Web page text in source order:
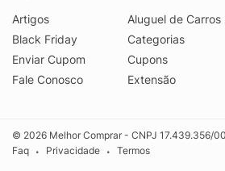
Artigos
Black Friday
Enviar Cupom
Fale Conosco
Aluguel de Carros
Categorias
Cupons
Extensão
© 2026 Melhor Comprar - CNPJ 17.439.356/
Faq
• Privacidade • Termos